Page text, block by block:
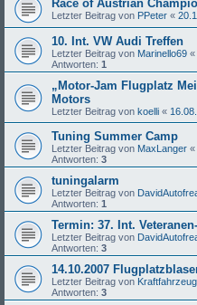
Race of Austrian
Letzter Beitrag von PPeter «
10. Int. VW Audi Treffen
Letzter Beitrag von Marinello69 «
Antworten: 1
„Motor-Jam Flugplatz
Motors
Letzter Beitrag von koelli «
Tuning Summer Camp
Letzter Beitrag von MaxLanger «
Antworten: 3
tuningalarm
Letzter Beitrag von
Antworten: 1
Termin: 37. Int.
Letzter Beitrag von
Antworten: 3
14.10.2007
Letzter Beitrag von
Antworten: 3